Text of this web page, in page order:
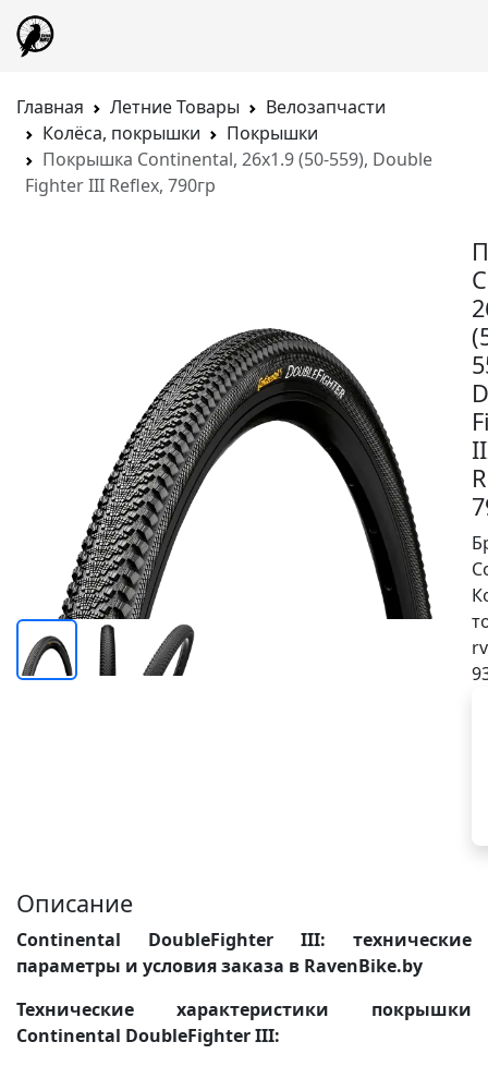
Главная Летние Товары
Велозапчасти
Колёса, покрышки
Покрышки
Покрышка Continental, 26x1.9 (50-559), Double
Fighter III Reflex, 790гр
Описание
Continental DoubleFighter III: технические
параметры и условия заказа в RavenBike.by
Технические характеристики покрышки
Continental DoubleFighter III: